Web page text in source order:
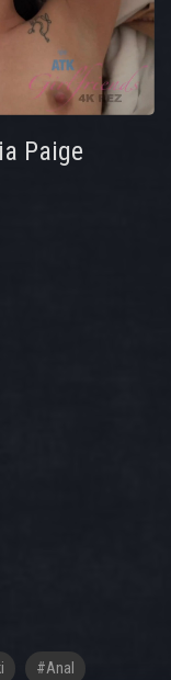
Paige
#anal